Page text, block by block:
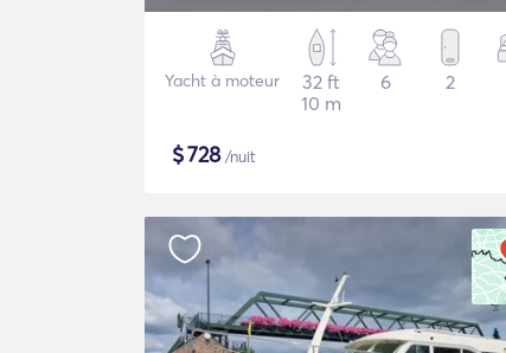
Yacht à moteur
32 ft
10 m
6 2
$728/nuit